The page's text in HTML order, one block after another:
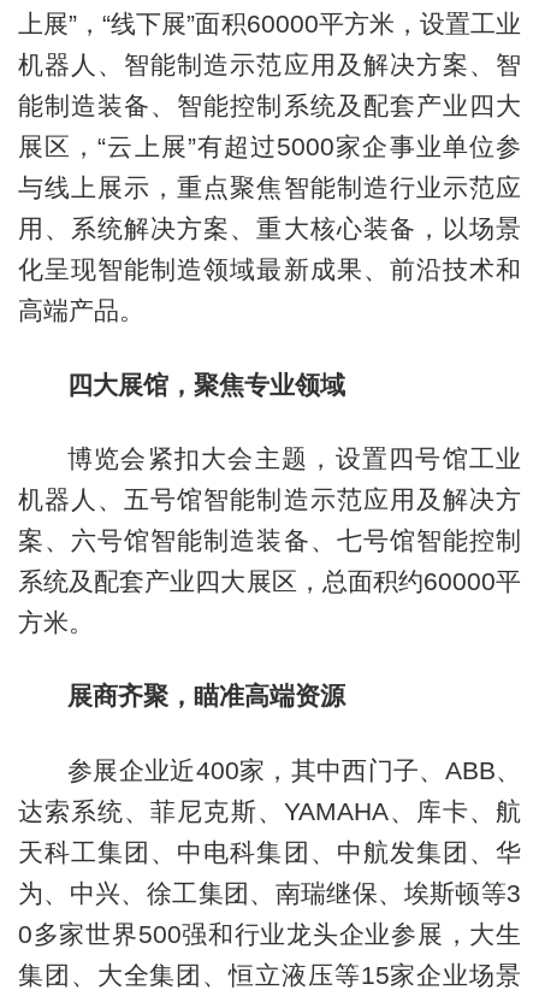
上展”，“线下展”面积60000平方米，设置工业
机器人、智能制造示范应用及解决方案、智
能制造装备、智能控制系统及配套产业四大
展区，“云上展”有超过5000家企事业单位参
与线上展示，重点聚焦智能制造行业示范应
用、系统解决方案、重大核心装备，以场景
化呈现智能制造领域最新成果、前沿技术和
高端产品。
四大展馆，聚焦专业领域
博览会紧扣大会主题，设置四号馆工业
机器人、五号馆智能制造示范应用及解决方
案、六号馆智能制造装备、七号馆智能控制
系统及配套产业四大展区，总面积约60000平
方米。
展商齐聚，瞄准高端资源
参展企业近400家，其中西门子、ABB、
达索系统、菲尼克斯、YAMAHA、库卡、航
天科工集团、中电科集团、中航发集团、华
为、中兴、徐工集团、南瑞继保、埃斯顿等3
0多家世界500强和行业龙头企业参展，大生
集团、大全集团、恒立液压等15家企业场景